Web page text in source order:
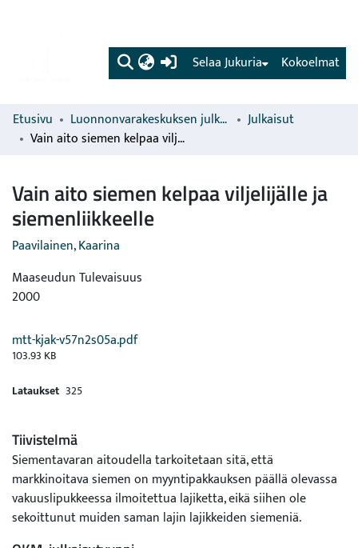
(current) Kokoelmat
Selaa Jukuria
Etusivu Luonnonvarakeskuksen julkaisut
Julkaisut
Vain aito siemen kelpaa viljelijälle ja siemenliikkeelle
Vain aito siemen kelpaa viljelijälle ja
siemenliikkeelle
Paavilainen, Kaarina
Maaseudun Tulevaisuus
2000
mtt-kjak-v57n2s05a.pdf
103.93 KB
Lataukset 325
Tiivistelmä
Siementavaran aitoudella tarkoitetaan sitä, että
markkinoitava siemen on myyntipakkauksen päällä olevassa
vakuuslipukkeessa ilmoitettua lajiketta, eikä siihen ole
sekoittunut muiden saman lajin lajikkeiden siemeniä.